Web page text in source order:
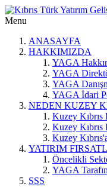
Menu
ANASAYFA
HAKKIMIZDA
YAGA
YAGA
YAGA
YAGA İdari
NEDEN KUZEY
Kuzey Kıbrıs
Kuzey Kıbrıs
Kuzey
YATIRIM
Öncelikli
YAGA
SSS